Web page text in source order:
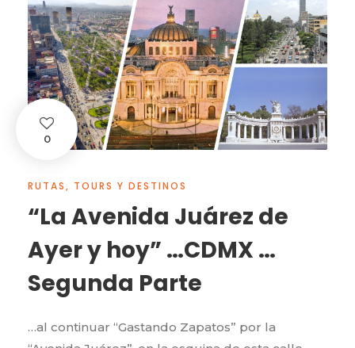
0
RUTAS, TOURS Y DESTINOS
“La Avenida Juárez de
Ayer y hoy” …CDMX …
Segunda Parte
…al continuar “Gastando Zapatos” por la